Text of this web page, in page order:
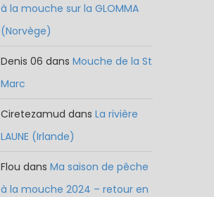
à la mouche sur la GLOMMA
(Norvège)
Denis 06 dansMouche de la St
Marc
Ciretezamud dansLa rivière
LAUNE (Irlande)
Flou dansMa saison de pêche
à la mouche 2024 – retour en